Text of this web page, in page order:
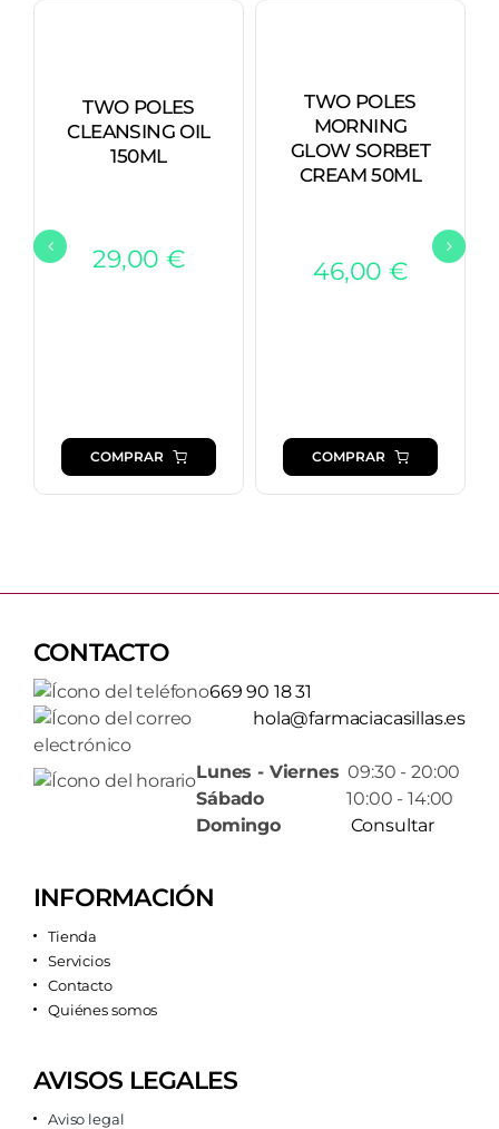
TWO POLES
CLEANSING OIL
150ML
29,00 €
COMPRAR
TWO POLES
MORNING
GLOW SORBET
CREAM 50ML
46,00 €
COMPRAR
CONTACTO
669 90 18 31
hola@farmaciacasillas.es
Lunes - Viernes 09:30 - 20:00
Sábado 10:00 - 14:00
Domingo
Consultar
INFORMACIÓN
Tienda
Servicios
Contacto
Quiénes somos
AVISOS LEGALES
Aviso legal